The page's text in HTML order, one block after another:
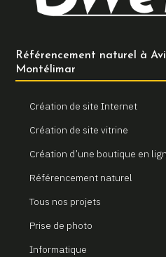
Référencement naturel à
Montélimar
Création de site Internet
Création de site vitrine
Création d’une boutique en
Référencement naturel
Tous nos projets
Prise de photo
Informatique